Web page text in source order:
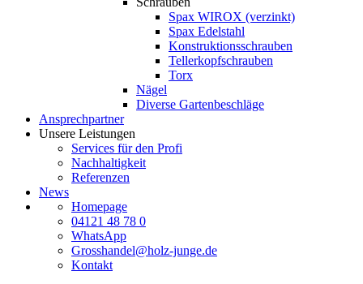
Spax WIROX (verzinkt)
Spax Edelstahl
Konstruktionsschrauben
Tellerkopfschrauben
Torx
Nägel
Diverse Gartenbeschläge
Ansprechpartner
Unsere Leistungen
Services für den Profi
Nachhaltigkeit
Referenzen
News
Homepage
04121 48 78 0
WhatsApp
Grosshandel@holz-junge.de
Kontakt